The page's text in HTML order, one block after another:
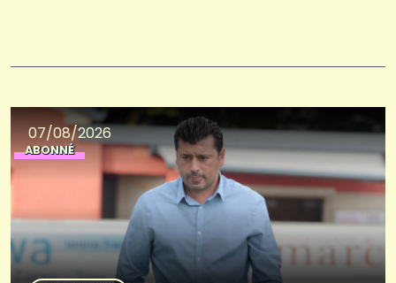
07/08/2026
ABONNÉ